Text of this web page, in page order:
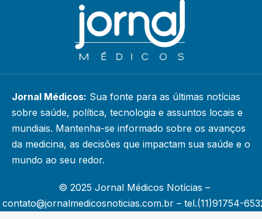
Jornal Médicos: Sua fonte para as últimas notícias
sobre saúde, política, tecnologia e assuntos locais e
mundiais. Mantenha-se informado sobre os avanços
da medicina, as decisões que impactam sua saúde e o
mundo ao seu redor.
© 2025 Jornal Médicos Notícias –
contato@jornalmedicosnoticias.com.br – tel.(11)91754-